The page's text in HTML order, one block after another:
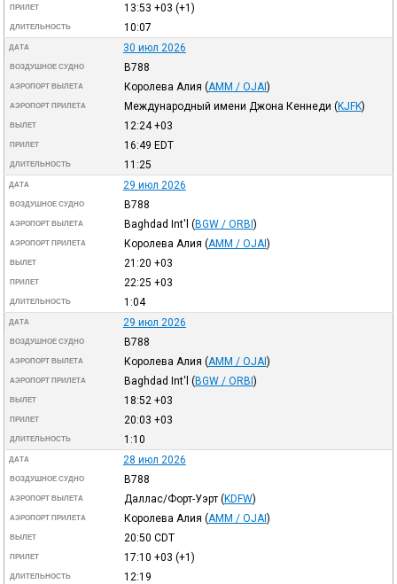
ПРИЛЕТ 13:53 +03 (+1)
ДЛИТЕЛЬНОСТЬ 10:07
ДАТА 30 июл 2026
ВОЗДУШНОЕ СУДНО B788
АЭРОПОРТ ВЫЛЕТА Королева Алия (AMM / OJAI)
АЭРОПОРТ ПРИЛЕТА Международный имени Джона Кеннеди (KJFK)
ВЫЛЕТ 12:24+03
ПРИЛЕТ 16:49 EDT
ДЛИТЕЛЬНОСТЬ 11:25
ДАТА 29 июл 2026
ВОЗДУШНОЕ СУДНО B788
АЭРОПОРТ ВЫЛЕТА Baghdad Int'l (BGW / ORBI)
АЭРОПОРТ ПРИЛЕТА Королева Алия (AMM / OJAI)
ВЫЛЕТ 21:20 +03
ПРИЛЕТ 22:25 +03
ДЛИТЕЛЬНОСТЬ 1:04
ДАТА 29 июл 2026
ВОЗДУШНОЕ СУДНО B788
АЭРОПОРТ ВЫЛЕТА Королева Алия (AMM / OJAI)
АЭРОПОРТ ПРИЛЕТА Baghdad Int'l (BGW / ORBI)
ВЫЛЕТ 18:52 +03
ПРИЛЕТ 20:03 +03
ДЛИТЕЛЬНОСТЬ 1:10
ДАТА 28 июл 2026
ВОЗДУШНОЕ СУДНО B788
АЭРОПОРТ ВЫЛЕТА Даллас/Форт-Уэрт (KDFW)
АЭРОПОРТ ПРИЛЕТА Королева Алия (AMM / OJAI)
ВЫЛЕТ 20:50 CDT
ПРИЛЕТ 17:10 +03 (+1)
ДЛИТЕЛЬНОСТЬ 12:19